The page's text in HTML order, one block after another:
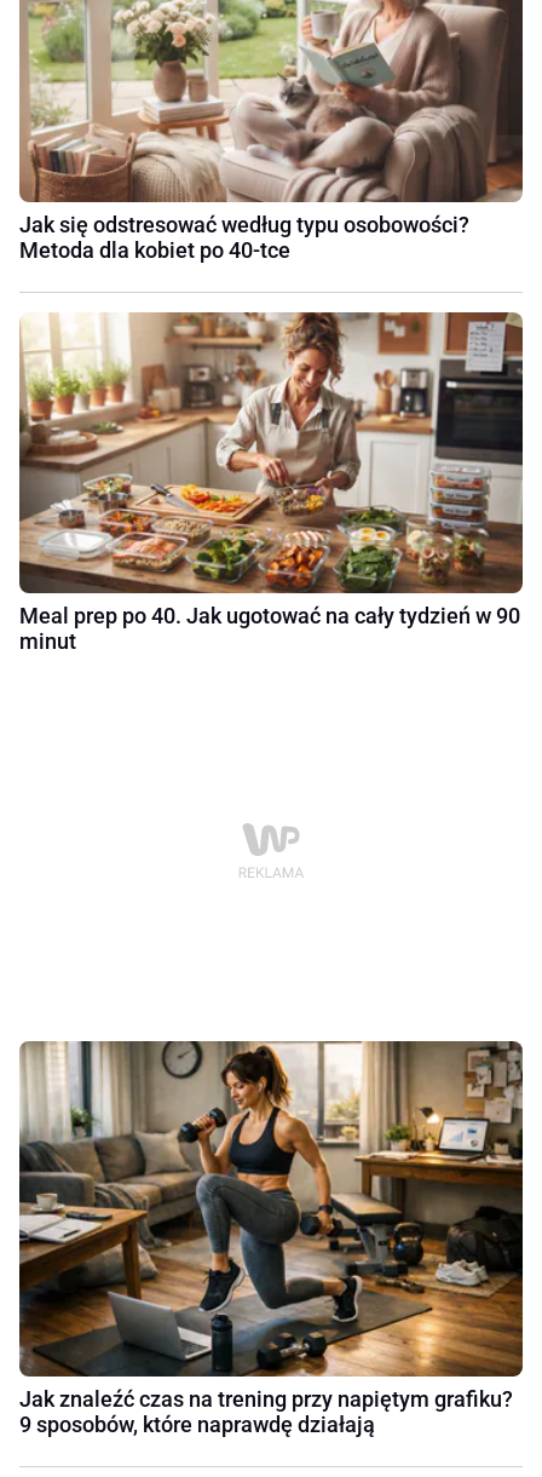
Jak się odstresować według typu osobowości?
Metoda dla kobiet po 40-tce
Meal prep po 40. Jak ugotować na cały tydzień w 90
minut
Jak znaleźć czas na trening przy napiętym grafiku?
9 sposobów, które naprawdę działają